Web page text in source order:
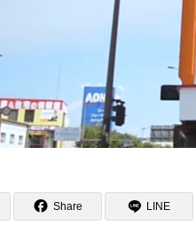
Share LINE